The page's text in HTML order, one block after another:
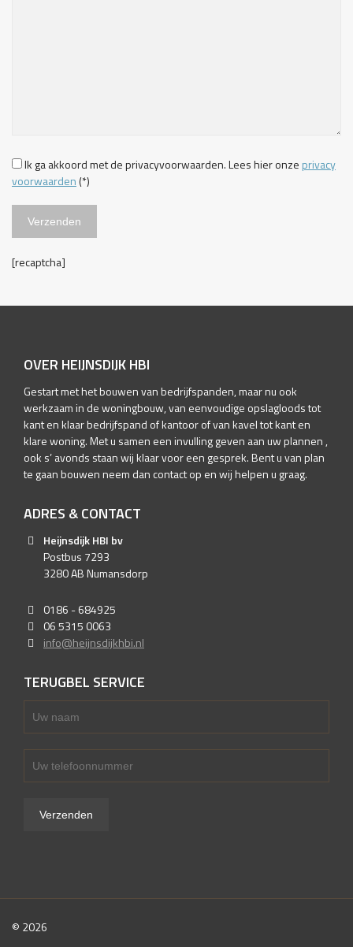
Ik ga akkoord met de privacyvoorwaarden.Lees hier onze privacy
voorwaarden (*)
[recaptcha]
OVER HEIJNSDIJK HBI
Gestart met het bouwen van bedrijfspanden, maar nu ook
werkzaam in de woningbouw, van eenvoudige opslagloods tot
kant en klaar bedrijfspand of kantoor of van kavel tot kant en
klare woning. Met u samen een invulling geven aan uw plannen ,
ook s’ avonds staan wij klaar voor een gesprek. Bent u van plan
te gaan bouwen neem dan contact op en wij helpen u graag.
ADRES & CONTACT
Heijnsdijk HBI bv
Postbus 7293
3280 AB Numansdorp
0186 - 684925
06 5315 0063
info@heijnsdijkhbi.nl
TERUGBEL SERVICE
© 2026